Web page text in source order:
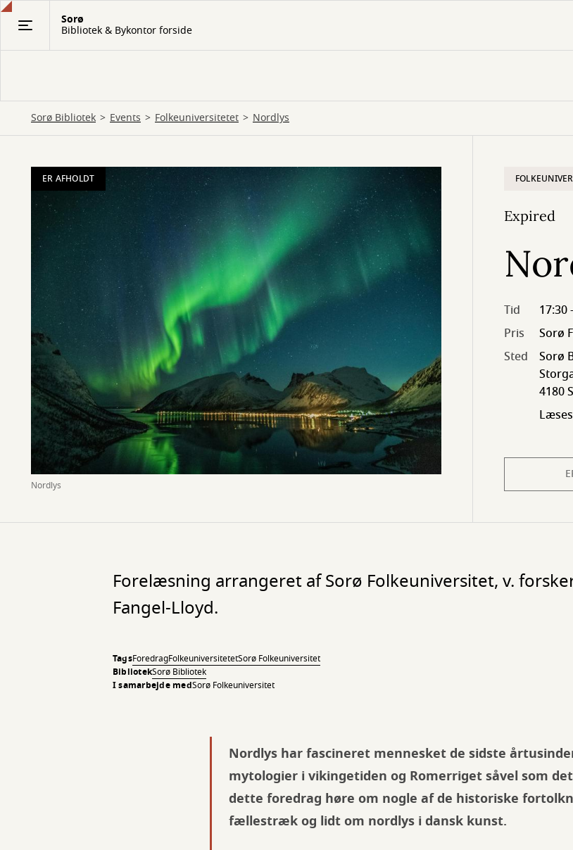
Gå
Sorø
Bibliotek & Bykontor forside
Sorø Bibliotek Events Folkeuniversitetet Nordlys
ER AFHOLDT
Nordlys
Expired
Tid
17:30
Pris
Sorø
Sted
Sorø
4180
Forelæsning arrangeret af Sorø Folkeuniversitet, v.
Fangel-Lloyd.
TagsForedragFolkeuniversitetetSorø Folkeuniversitet
BibliotekSorø Bibliotek
I samarbejde medSorø Folkeuniversitet
Nordlys har fascineret mennesket de sidste
mytologier i vikingetiden og Romerriget såvel som
dette foredrag høre om nogle af de historiske
fællestræk og lidt om nordlys i dansk kunst.